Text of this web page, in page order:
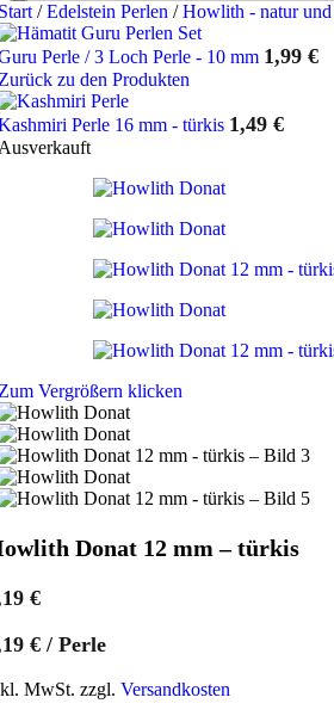
/ Edelstein Perlen / Howlith - natur
Perle / 3 Loch Perle - 10 mm 1,99 €
zu den Produkten
Perle 16 mm - türkis 1,49 €
Vergrößern klicken
Donat 12 mm – türkis
€
€ / Perle
MwSt. zzgl. Versandkosten